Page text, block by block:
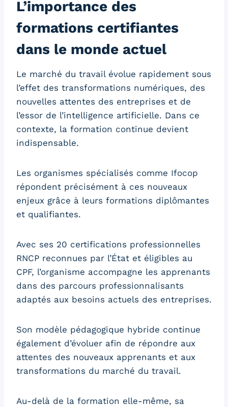
L’importance des
formations certifiantes
dans le monde actuel
Le marché du travail évolue rapidement sous
l’effet des transformations numériques, des
nouvelles attentes des entreprises et de
l’essor de l’intelligence artificielle. Dans ce
contexte, la formation continue devient
indispensable.
Les organismes spécialisés comme Ifocop
répondent précisément à ces nouveaux
enjeux grâce à leurs formations diplômantes
et qualifiantes.
Avec ses 20 certifications professionnelles
RNCP reconnues par l’État et éligibles au
CPF, l’organisme accompagne les apprenants
dans des parcours professionnalisants
adaptés aux besoins actuels des entreprises.
Son modèle pédagogique hybride continue
également d’évoluer afin de répondre aux
attentes des nouveaux apprenants et aux
transformations du marché du travail.
Au-delà de la formation elle-même, sa